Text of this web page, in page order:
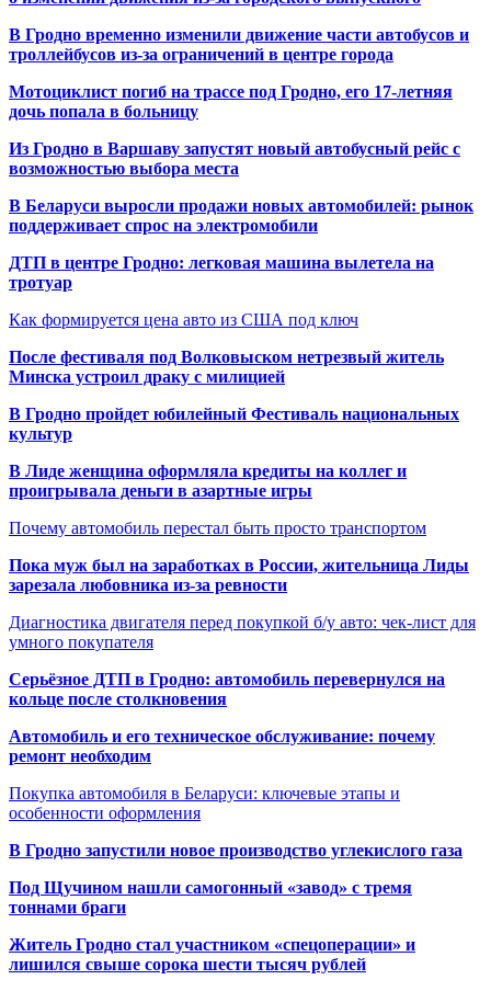
В Гродно временно изменили движение части автобусов и
троллейбусов из-за ограничений в центре города
Мотоциклист погиб на трассе под Гродно, его 17-летняя
дочь попала в больницу
Из Гродно в Варшаву запустят новый автобусный рейс с
возможностью выбора места
В Беларуси выросли продажи новых автомобилей: рынок
поддерживает спрос на электромобили
ДТП в центре Гродно: легковая машина вылетела на
тротуар
Как формируется цена авто из США под ключ
После фестиваля под Волковыском нетрезвый житель
Минска устроил драку с милицией
В Гродно пройдет юбилейный Фестиваль национальных
культур
В Лиде женщина оформляла кредиты на коллег и
проигрывала деньги в азартные игры
Почему автомобиль перестал быть просто транспортом
Пока муж был на заработках в России, жительница Лиды
зарезала любовника из-за ревности
Диагностика двигателя перед покупкой б/у авто: чек-лист для
умного покупателя
Серьёзное ДТП в Гродно: автомобиль перевернулся на
кольце после столкновения
Автомобиль и его техническое обслуживание: почему
ремонт необходим
Покупка автомобиля в Беларуси: ключевые этапы и
особенности оформления
В Гродно запустили новое производство углекислого газа
Под Щучином нашли самогонный «завод» с тремя
тоннами браги
Житель Гродно стал участником «спецоперации» и
лишился свыше сорока шести тысяч рублей